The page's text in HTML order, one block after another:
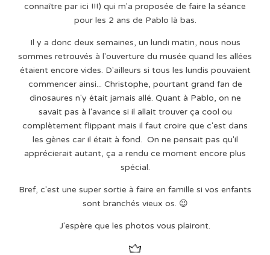
connaître par ici !!!) qui m'a proposée de faire la séance
pour les 2 ans de Pablo là bas.
Il y a donc deux semaines, un lundi matin, nous nous
sommes retrouvés à l'ouverture du musée quand les allées
étaient encore vides. D'ailleurs si tous les lundis pouvaient
commencer ainsi... Christophe, pourtant grand fan de
dinosaures n'y était jamais allé. Quant à Pablo, on ne
savait pas à l'avance si il allait trouver ça cool ou
complètement flippant mais il faut croire que c'est dans
les gènes car il était à fond. On ne pensait pas qu'il
apprécierait autant, ça a rendu ce moment encore plus
spécial.
Bref, c'est une super sortie à faire en famille si vos enfants
sont branchés vieux os. 😉
J'espère que les photos vous plairont.